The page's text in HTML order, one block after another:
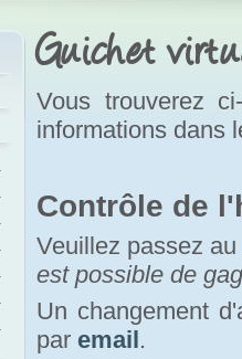
Guichet
Vous trouverez
informations dans
Contrôle de
Veuillez passez
est possible de
Un changement
par email.